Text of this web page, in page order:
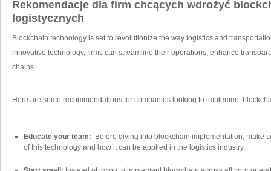
Rekomendacje dla firm chcących wdrożyć
logistycznych
Blockchain technology is set to revolutionize the way logistics and
innovative‌ technology, firms can streamline their operations, enhance
chains.
Here are some recommendations for⁣ companies ⁣looking to implement
Educate your team:
Before diving into⁣ blockchain implementation, make
of this technology ‌and how it can be applied​ in the logistics industry.